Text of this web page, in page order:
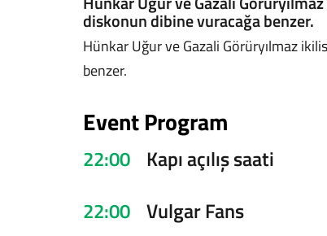
diskonun dibine vuracağa benzer.
Hünkar Uğur ve Gazali Görüryılmaz
benzer.
Event Program
22:00 Kapı açılış saati
22:00 Vulgar Fans